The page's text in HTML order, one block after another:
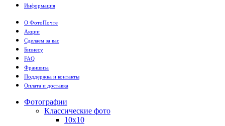
Информация
О ФотоПочте
Акции
Сделаем за вас
Бизнесу
FAQ
Франшиза
Поддержка и контакты
Оплата и доставка
Фотографии
Классические фото
10х10